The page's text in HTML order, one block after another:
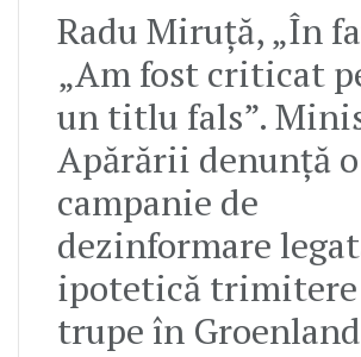
Radu Miruță, „În
„Am fost criticat
un titlu fals”.
Apărării denunță o
campanie de
dezinformare
ipotetică trimitere
trupe în